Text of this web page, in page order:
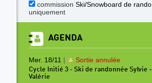
commission Ski/Snowboard de rando.
uniquement
AGENDA
Mer. 18/11 | Sortie annulée
Cycle Initié 3 - Ski de randonnée Sylvie -
Valérie